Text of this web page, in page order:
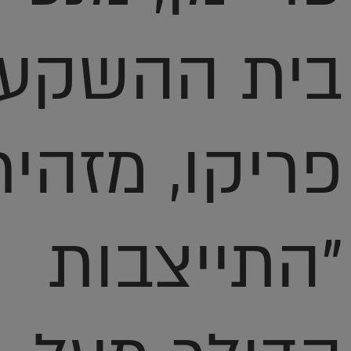
בית
פריקו,
"התייצבות